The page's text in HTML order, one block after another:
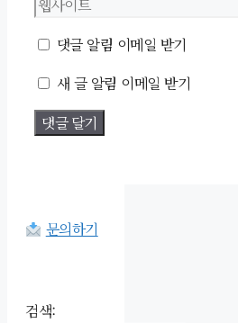
댓글 알림 이메일 받기
새 글 알림 이메일 받기
문의하기
검색: